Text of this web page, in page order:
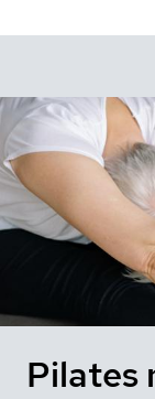
Pilates